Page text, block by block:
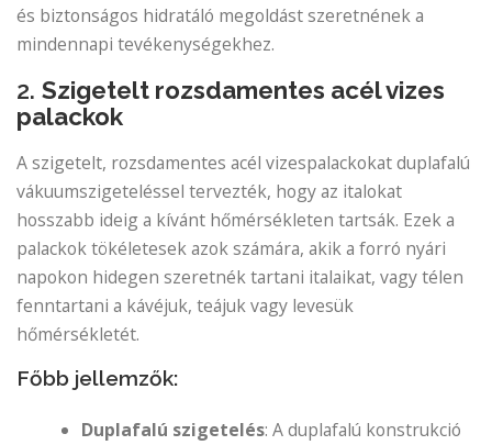
és biztonságos hidratáló megoldást szeretnének a
mindennapi tevékenységekhez.
2. Szigetelt rozsdamentes acél vizes
palackok
A szigetelt, rozsdamentes acél vizespalackokat duplafalú
vákuumszigeteléssel tervezték, hogy az italokat
hosszabb ideig a kívánt hőmérsékleten tartsák. Ezek a
palackok tökéletesek azok számára, akik a forró nyári
napokon hidegen szeretnék tartani italaikat, vagy télen
fenntartani a kávéjuk, teájuk vagy levesük
hőmérsékletét.
Főbb jellemzők:
Duplafalú szigetelés: A duplafalú konstrukció